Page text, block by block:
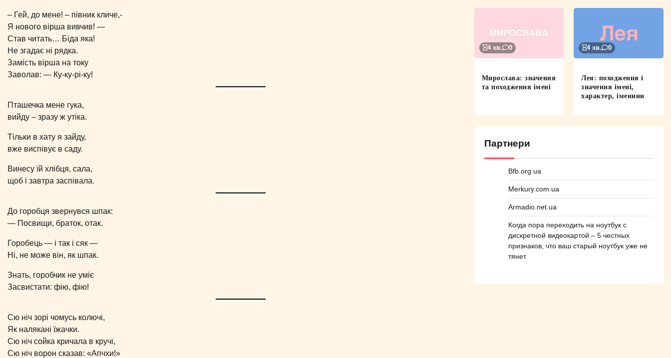
– Гей, до мене! – півник кличе,-
Я нового вірша вивчив! —
Став читать… Біда яка!
Не згадає ні рядка.
Замість вірша на току
Заволав: — Ку-ку-рі-ку!
Пташечка мене гука,
вийду – зразу ж утіка.
Тільки в хату я зайду,
вже виспівує в саду.
Винесу їй хлібця, сала,
щоб і завтра заспівала.
До горобця звернувся шпак:
— Посвищи, браток, отак.
Горобець — і так і сяк —
Ні, не може він, як шпак.
Знать, горобчик не уміє
Засвистати: фію, фію!
Сю ніч зорі чомусь колючі,
Як налякані їжачки.
Сю ніч сойка кричала в кручі,
Сю ніч ворон сказав: «Апчхи!»
4 хв. 0
Мирослава: значення
та походження імені
4 хв. 0
Лея: походження і
значення імені,
характер, іменини
Партнери
Bfb.org.ua
Merkury.com.ua
Armadio.net.ua
Когда пора переходить на ноутбук с
дискретной видеокартой – 5 честных
признаков, что ваш старый ноутбук уже не
тянет